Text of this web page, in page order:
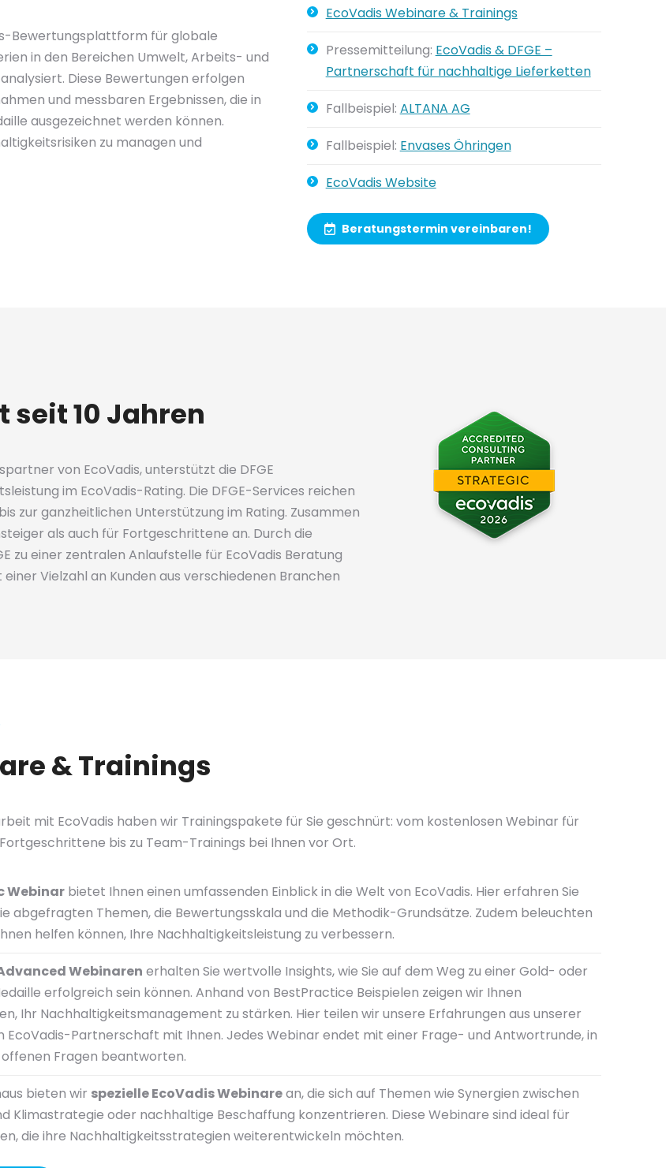
Bewertungsplattform für globale
in den Bereichen Umwelt, Arbeits- und
Diese Bewertungen erfolgen
und messbaren Ergebnissen, die in
ausgezeichnet werden können.
zu managen und
EcoVadis Webinare & Trainings
Pressemitteilung: EcoVadis & DFGE –
Partnerschaft für nachhaltige Lieferketten
Fallbeispiel: ALTANA AG
Fallbeispiel: Envases Öhringen
EcoVadis Website
Beratungstermin vereinbaren!
10 Jahren
von EcoVadis, unterstützt die DFGE
im EcoVadis-Rating. Die DFGE-Services reichen
zur ganzheitlichen Unterstützung im Rating. Zusammen
als auch für Fortgeschrittene an. Durch die
zu einer zentralen Anlaufstelle für EcoVadis Beratung
Vielzahl an Kunden aus verschiedenen Branchen
& Trainings
mit EcoVadis haben wir Trainingspakete für Sie geschnürt: vom kostenlosen Webinar für
bis zu Team-Trainings bei Ihnen vor Ort.
Webinarbietet Ihnen einen umfassenden Einblick in die Welt von EcoVadis. Hier erfahren Sie
abgefragten Themen, die Bewertungsskala und die Methodik-Grundsätze. Zudem beleuchten
helfen können, Ihre Nachhaltigkeitsleistung zu verbessern.
Webinaren erhalten Sie wertvolle Insights, wie Sie auf dem Weg zu einer Gold- oder
erfolgreich sein können. Anhand von BestPractice Beispielen zeigen wir Ihnen
Ihr Nachhaltigkeitsmanagement zu stärken. Hier teilen wir unsere Erfahrungen aus unserer
EcoVadis-Partnerschaft mit Ihnen. Jedes Webinar endet mit einer Frage- und Antwortrunde, in
Fragen beantworten.
bieten wir spezielle EcoVadis Webinarean, die sich auf Themen wie Synergien zwischen
Klimastrategie oder nachhaltige Beschaffung konzentrieren. Diese Webinare sind ideal für
die ihre Nachhaltigkeitsstrategien weiterentwickeln möchten.